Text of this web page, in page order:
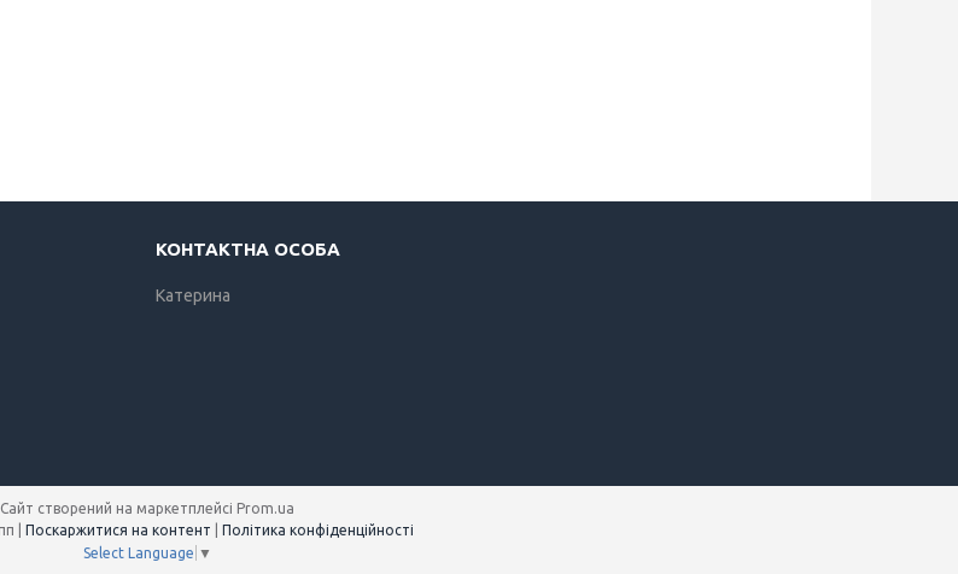
Катерина
Сайт створений на маркетплейсі Prom.ua
Поскаржитися на контент
Політика конфіденційності
Select Language ▼